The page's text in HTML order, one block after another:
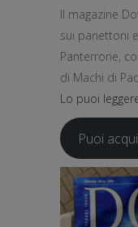
Il magazine
sui panettoni
Panterrone,
di Machi di
Lo puoi
Puoi